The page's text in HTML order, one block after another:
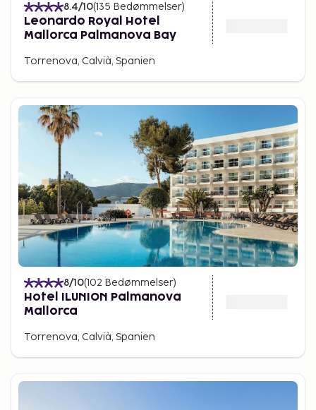
8.4/10(135 Bedømmelser)
Leonardo Royal Hotel
Mallorca Palmanova Bay
Torrenova, Calvià, Spanien
8/10(102 Bedømmelser)
Hotel ILUNION Palmanova
Mallorca
Torrenova, Calvià, Spanien